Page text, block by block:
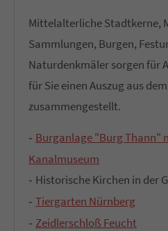
Mittelalterliche Stadtkerne,
Sammlungen, Burgen,
Naturdenkmäler sorgen für
für Sie einen Auszug aus
zusammengestellt.
Burganlage "Burg Thann"
Kanalmuseum
Historische Kirchen in der
Tiergarten Nürnberg
Zeidlerschloß Feucht